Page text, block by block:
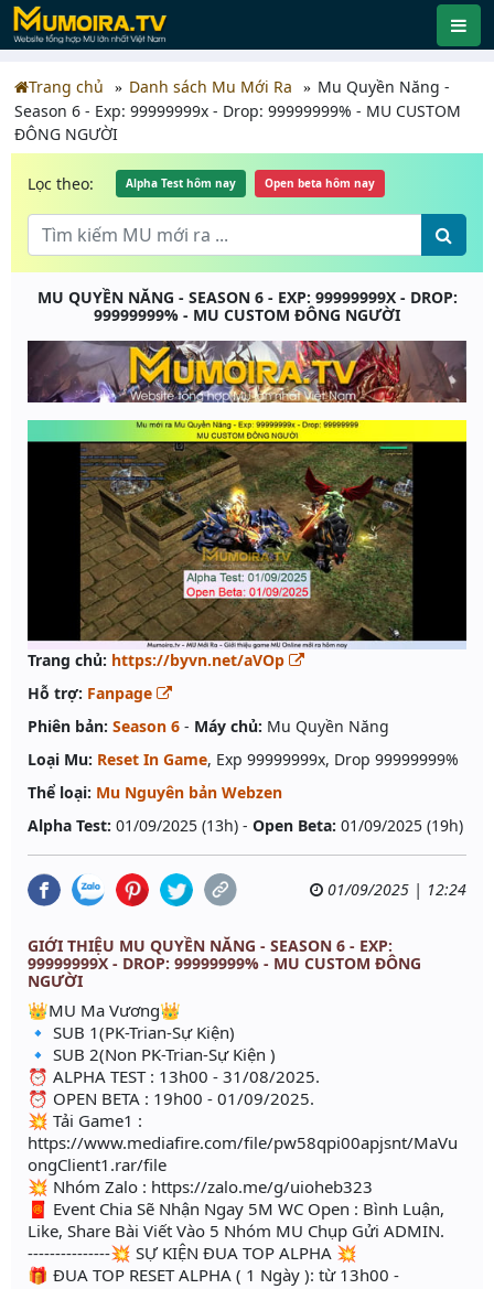
Trang chủ Danh sách Mu Mới Ra
Mu Quyền Năng -
Season 6 - Exp: 99999999x - Drop: 99999999% - MU CUSTOM
ĐÔNG NGƯỜI
Lọc theo: Alpha Test hôm nay Open beta hôm nay
MU QUYỀN NĂNG - SEASON 6 - EXP: 99999999X - DROP:
99999999% - MU CUSTOM ĐÔNG NGƯỜI
Trang chủ: https://byvn.net/aVOp
Hỗ trợ: Fanpage
Phiên bản: Season 6 - Máy chủ: Mu Quyền Năng
Loại Mu: Reset In Game, Exp 99999999x, Drop 99999999%
Thể loại: Mu Nguyên bản Webzen
Alpha Test: 01/09/2025 (13h) - Open Beta: 01/09/2025 (19h)
01/09/2025 | 12:24
GIỚI THIỆU MU QUYỀN NĂNG - SEASON 6 - EXP:
99999999X - DROP: 99999999% - MU CUSTOM ĐÔNG
NGƯỜI
👑MU Ma Vương👑
🔹 SUB 1(PK-Trian-Sự Kiện)
🔹 SUB 2(Non PK-Trian-Sự Kiện )
⏰ ALPHA TEST : 13h00 - 31/08/2025.
⏰ OPEN BETA : 19h00 - 01/09/2025.
💥 Tải Game1 :
https://www.mediafire.com/file/pw58qpi00apjsnt/MaVu
ongClient1.rar/file
💥 Nhóm Zalo : https://zalo.me/g/uioheb323
🧧 Event Chia Sẽ Nhận Ngay 5M WC Open : Bình Luận,
Like, Share Bài Viết Vào 5 Nhóm MU Chụp Gửi ADMIN.
---------------💥 SỰ KIỆN ĐUA TOP ALPHA 💥
🎁 ĐUA TOP RESET ALPHA ( 1 Ngày ): từ 13h00 -